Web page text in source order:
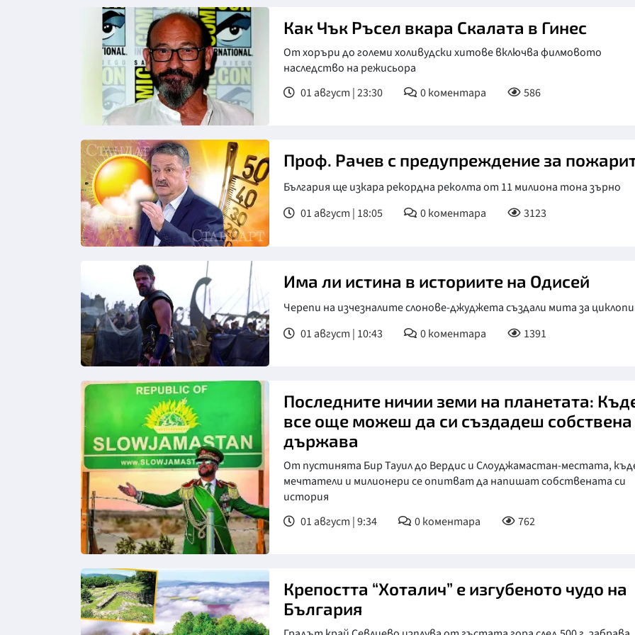
Как Чък Ръсел вкара Скалата в Гинес
От хоръри до големи холивудски хитове включва филмовото
наследство на режисьора
01 август | 23:30
0коментара 586
Проф. Рачев с предупреждение за
България ще изкара рекордна реколта от 11 милиона тона зърно
01 август | 18:05
0коментара 3123
Има ли истина в историите на Одисей
Черепи на изчезналите слонове-джуджета създали мита за
01 август | 10:43
0коментара 1391
Последните ничии земи на планетата:
все още можеш да си създадеш собствена
държава
От пустинята Бир Тауил до Вердис и Слоуджамастан-местата,
мечтатели и милионери се опитват да напишат собствената си
история
01 август | 9:34
0коментара 762
Крепостта “Хоталич” е изгубеното чудо на
България